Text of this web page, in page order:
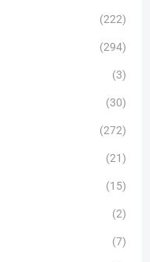
(222)
(294)
(3)
(30)
(272)
(21)
(15)
(2)
(7)